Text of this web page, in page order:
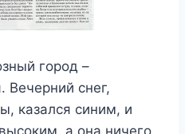
город –
Вечерний снег,
казался синим, и
а она ничего